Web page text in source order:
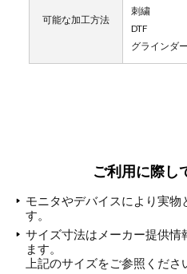
可能な加工方法
刺繍
DTF
グラインダー
ご利用に際し
モニタやデバイスにより実物
す。
サイズ寸法はメーカー提供情
ます。
上記のサイズをご参照くださ